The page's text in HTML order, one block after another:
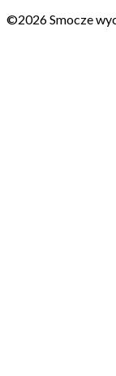
©2026 Smocze